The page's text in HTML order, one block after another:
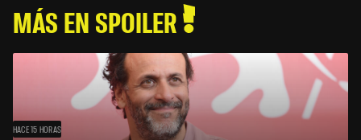
MÁS EN SPOILER
HACE 15 HORAS